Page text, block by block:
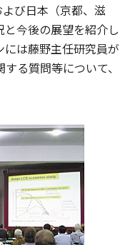
び日本（京都、滋
今後の展望を紹介し
には藤野主任研究員が
る質問等について、